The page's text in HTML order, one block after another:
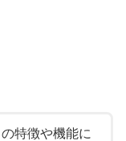
特徴や機能に